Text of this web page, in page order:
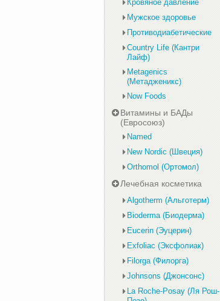
Кровяное давление
Мужское здоровье
Противодиабетические
Country Life (Кантри
Лайф)
Metagenics
(Метадженикс)
Now Foods
Витамины и БАДы
(Евросоюз)
Named
New Nordic (Швеция)
Orthomol (Ортомол)
Лечебная косметика
Algotherm (Альготерм)
Bioderma (Биодерма)
Eucerin (Эуцерин)
Exfoliac (Эксфолиак)
Filorga (Филорга)
Johnsons (Джонсонс)
La Roche-Posay (Ля Рош-